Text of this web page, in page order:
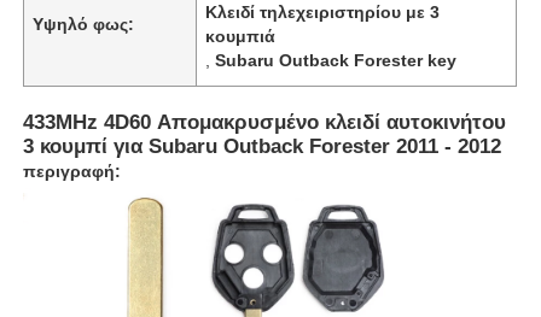
Υψηλό φως:
Κλειδί τηλεχειριστηρίου με 3
κουμπιά
,Subaru Outback Forester key
433MHz 4D60 Απομακρυσμένο κλειδί αυτοκινήτου
3 κουμπί για Subaru Outback Forester 2011 - 2012
περιγραφή: